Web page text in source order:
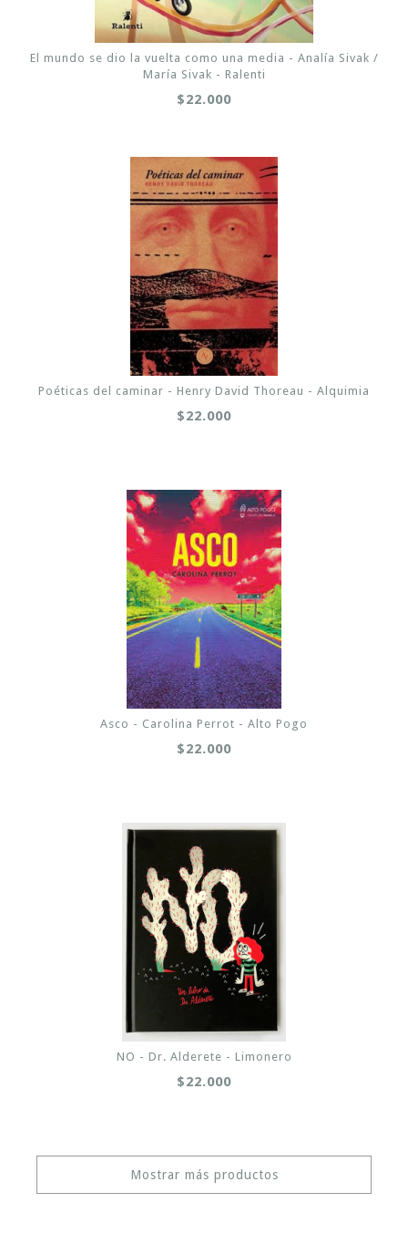
El mundo se dio la vuelta como una media - Analía Sivak /
María Sivak - Ralenti
$22.000
Poéticas del caminar - Henry David Thoreau - Alquimia
$22.000
Asco - Carolina Perrot - Alto Pogo
$22.000
NO - Dr. Alderete - Limonero
$22.000
Mostrar más productos